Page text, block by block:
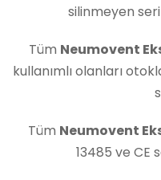
silinmeyen
Tüm Neumovent
kullanımlı olanları
Tüm Neumovent
13485 ve CE